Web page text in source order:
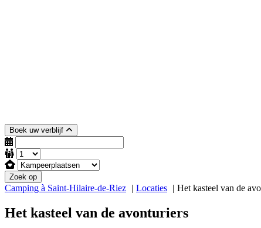
Boek uw verblijf
Zoek op
Camping à Saint-Hilaire-de-Riez Locaties Het kasteel van de
Het kasteel van de avonturiers